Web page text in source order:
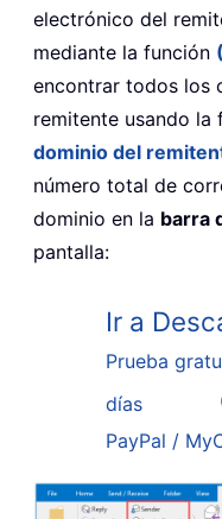
electrónico del
mediante la función
encontrar todos los
remitente usando la
dominio del
número total de
dominio en la barra
pantalla:
Ir a
Prueba
días
PayPal /